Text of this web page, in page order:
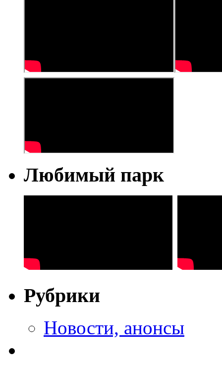
Любимый парк
Рубрики
Новости, анонсы